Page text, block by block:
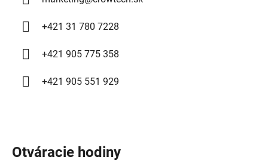
+421 31 780 7228
+421 905 775 358
+421 905 551 929
Otváracie hodiny